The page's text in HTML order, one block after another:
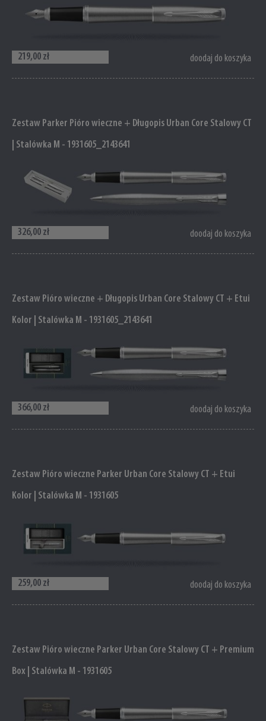
219,00 zł doodaj do koszyka
Zestaw Parker Pióro wieczne + Długopis Urban Core Stalowy CT
| Stalówka M - 1931605_2143641
326,00 zł doodaj do koszyka
Zestaw Pióro wieczne + Długopis Urban Core Stalowy CT + Etui
Kolor | Stalówka M - 1931605_2143641
366,00 zł doodaj do koszyka
Zestaw Pióro wieczne Parker Urban Core Stalowy CT + Etui
Kolor | Stalówka M - 1931605
259,00 zł doodaj do koszyka
Zestaw Pióro wieczne Parker Urban Core Stalowy CT + Premium
Box | Stalówka M - 1931605